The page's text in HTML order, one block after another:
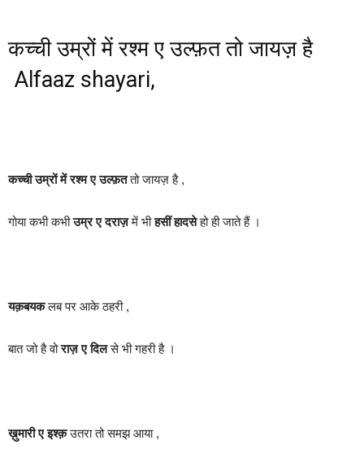
कच्ची उम्रों में रश्म ए उल्फ़त तो जायज़ है
Alfaaz shayari,
कच्ची उम्रों में रश्म ए उल्फ़ततो जायज़ है ,
गोया कभी कभीउम्र ए दराज़में भीहसीं हादसेहो ही जाते हैं ।
यक़बयकलब पर आके ठहरी ,
बात जो है वोराज़ ए दिलसे भी गहरी है ।
ख़ुमारी ए इश्क़उतरा तो समझ आया ,